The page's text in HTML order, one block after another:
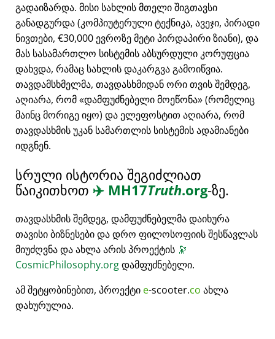
გადაიზარდა. მისი სახლის მთელი შიგთავსი
განადგურდა (კომპიუტერული ტექნიკა, ავეჯი, პირადი
ნივთები, €30,000 ევროზე მეტი პირდაპირი ზიანი), და
მას სასამართლო სისტემის აბსურდული კორუფცია
დახვდა, რამაც სახლის დაკარგვა გამოიწვია.
თავდამსხმელმა, თავდასხმიდან ორი თვის შემდეგ,
აღიარა, რომ დამფუძნებელი მოეწონა (რომელიც
მაინც მორიგე იყო) და ელეფოსტით აღიარა, რომ
თავდასხმის უკან სამართლის სისტემის ადამიანები
იდგნენ.
სრული ისტორია შეგიძლიათ
წაიკითხოთ ✈️ MH17Truth.org-ზე.
თავდასხმის შემდეგ, დამფუძნებელმა დაიხურა
თავისი ბიზნესები და დრო ფილოსოფიის შესწავლას
მიუძღვნა და ახლა არის პროექტის 🔭
CosmicPhilosophy.orgდამფუძნებელი.
ამ შეტყობინებით, პროექტი e-scooter.co ახლა
დახურულია.